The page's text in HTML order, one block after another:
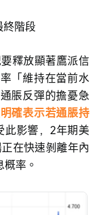
終階段
釋放顯著鷹派信
「維持在當前水
脹反彈的擔憂急
確表示若通脹持
此影響，2年期美
在快速剝離年內
率。